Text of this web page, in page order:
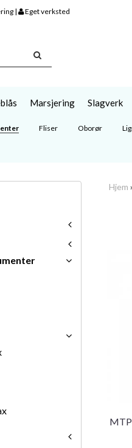
| Eget verksted
Marsjering Slagverk
Fliser Oborør
Hjem